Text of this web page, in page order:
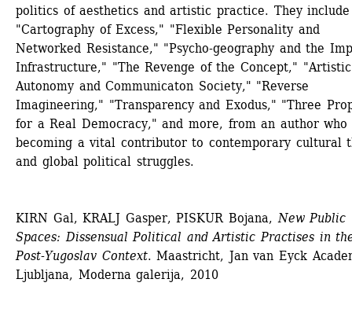
politics of aesthetics and artistic practice. They include
"Cartography of Excess," "Flexible Personality and
Networked Resistance," "Psycho-geography and the
Infrastructure," "The Revenge of the Concept," "Artistic
Autonomy and Communicaton Society," "Reverse
Imagineering," "Transparency and Exodus," "Three
for a Real Democracy," and more, from an author who
becoming a vital contributor to contemporary cultural
and global political struggles.
KIRN Gal, KRALJ Gasper, PISKUR Bojana, New Public
Spaces: Dissensual Political and Artistic Practises in
Post-Yugoslav Context. Maastricht, Jan van Eyck
Ljubljana, Moderna galerija, 2010